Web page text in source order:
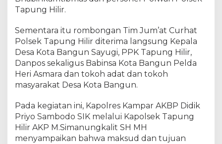
s
e
k
T
u
g
H
i
l
Tapung Hilir.
Sementara itu rombongan Tim Jum’at Curhat
Polsek Tapung Hilir diterima langsung Kepala
Desa Kota Bangun Sayugi, PPK Tapung Hilir,
Danpos sekaligus Babinsa Kota Bangun Pelda
Heri Asmara dan tokoh adat dan tokoh
masyarakat Desa Kota Bangun.
Pada kegiatan ini, Kapolres Kampar AKBP Didik
Priyo Sambodo SIK melalui Kapolsek Tapung
Hilir AKP M.Simanungkalit SH MH
menyampaikan bahwa maksud dan tujuan